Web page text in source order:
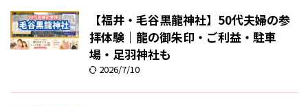
【福井・毛谷黒龍神社】50代夫婦の参
拝体験｜龍の御朱印・ご利益・駐車
場・足羽神社も
2026/7/10